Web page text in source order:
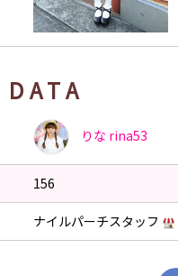
りな rina53
156
ナイルパーチスタッフ